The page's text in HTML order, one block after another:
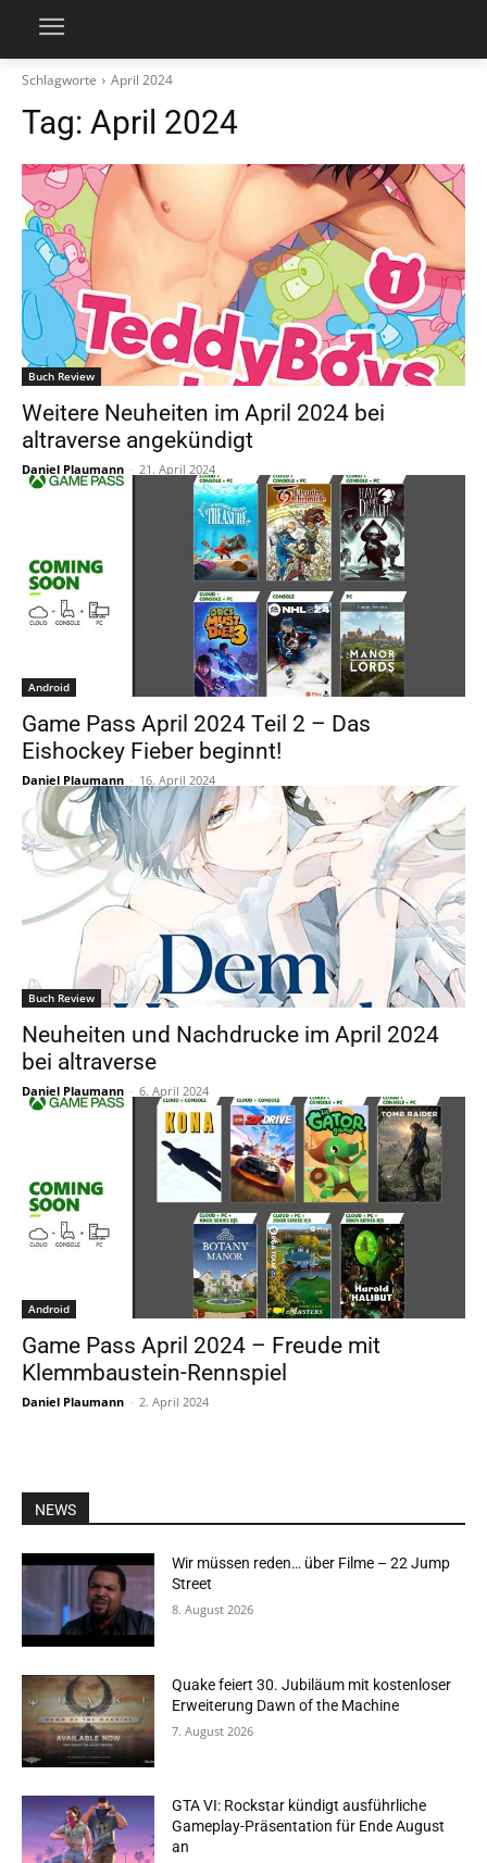
Schlagworte April 2024
Tag: April 2024
Buch Review
Weitere Neuheiten im April 2024 bei
altraverse angekündigt
Daniel Plaumann - 21. April 2024
Android
Game Pass April 2024 Teil 2 – Das
Eishockey Fieber beginnt!
Daniel Plaumann - 16. April 2024
Buch Review
Neuheiten und Nachdrucke im April 2024
bei altraverse
Daniel Plaumann - 6. April 2024
Android
Game Pass April 2024 – Freude mit
Klemmbaustein-Rennspiel
Daniel Plaumann - 2. April 2024
NEWS
Wir müssen reden… über Filme – 22 Jump
Street
8. August 2026
Quake feiert 30. Jubiläum mit kostenloser
Erweiterung Dawn of the Machine
7. August 2026
GTA VI: Rockstar kündigt ausführliche
Gameplay-Präsentation für Ende August
an